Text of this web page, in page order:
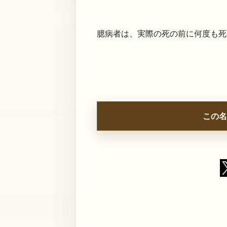
臆病者は、実際の死の前に何度も
この